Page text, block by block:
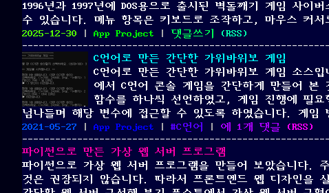
1996년과 1997년에 DOS용으로 출시된 벽돌깨기 게임 사
수 있습니다. 메뉴 항목은 키보드로 조작하고, 마우스 커
Posted
on
2025-12-30 Categories
App Project 댓글쓰기
on
사
이
버
스
피
어
합
본
플
레
이
(RSS)
C언어로 만든 간단한 가위바위보 게임
C언어로 만든 간단한 가위바위보 게임 소스
에서 C언어 콘솔 게임을 간단하게 만들어
함수를 하나씩 선언하였고, 게임 진행에 필
넘나들며 해당 변수에 접근할 수 있도록 하였습니다. 게임
Posted
on
2021-05-27 Categories
App Project Tags
C언어
C
언
어
로
만
에 1개 댓글 (RSS)
파이썬으로 만든 가상 웹 서버 프로그램
파이썬으로 가상 웹 서버 프로그램을 만들어 보았습니다.
것은 권장되지 않습니다. 따라서 프론트엔드 웹 디자인을